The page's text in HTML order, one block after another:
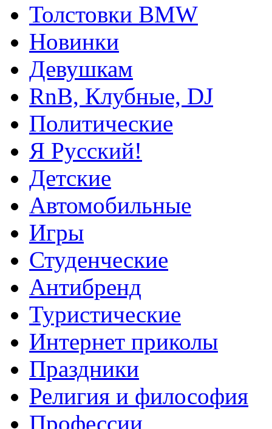
Толстовки BMW
Новинки
Девушкам
RnB, Клубные, DJ
Политические
Я Русский!
Детские
Автомобильные
Игры
Студенческие
Антибренд
Туристические
Интернет приколы
Праздники
Религия и философия
Профессии